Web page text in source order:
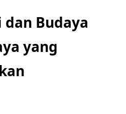
dan Budaya
yang